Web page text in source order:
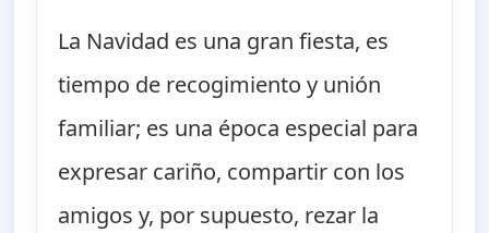
La Navidad es una gran fiesta, es
tiempo de recogimiento y unión
familiar; es una época especial para
expresar cariño, compartir con los
amigos y, por supuesto, rezar la